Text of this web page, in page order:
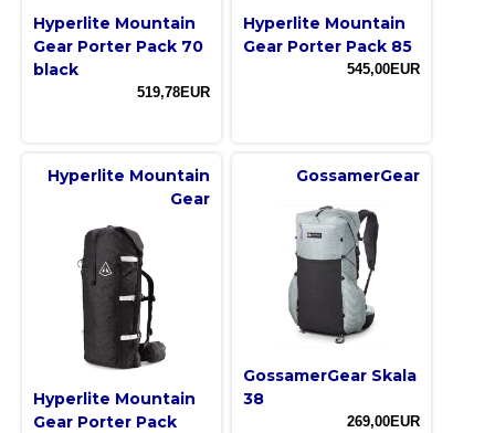
Hyperlite Mountain
Gear Porter Pack 70
black
519,78EUR
Hyperlite Mountain
Gear Porter Pack 85
545,00EUR
Hyperlite Mountain
Gear
Hyperlite Mountain
Gear Porter Pack
GossamerGear
GossamerGear Skala
38
269,00EUR